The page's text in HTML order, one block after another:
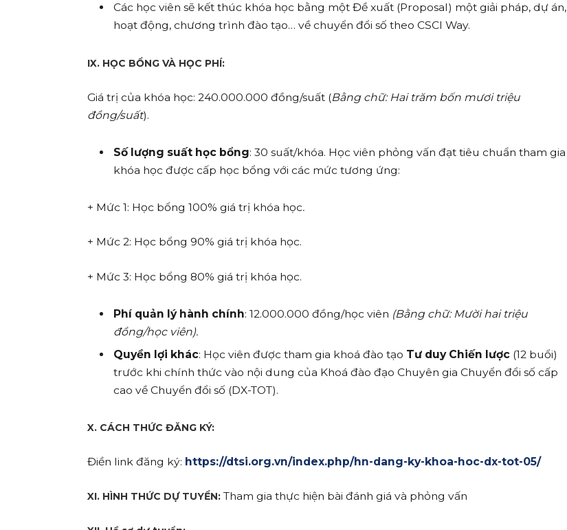
Các học viên sẽ kết thúc khóa học bằng một Đề xuất (Proposal) một giải pháp, dự án,
hoạt động, chương trình đào tạo… về chuyển đổi số theo CSCI Way.
IX. HỌC BỔNG VÀ HỌC PHÍ:
Giá trị của khóa học: 240.000.000 đồng/suất (Bằng chữ: Hai trăm bốn mươi triệu
đồng/suất).
Số lượng suất học bổng: 30 suất/khóa. Học viên phỏng vấn đạt tiêu chuẩn tham gia
khóa học được cấp học bổng với các mức tương ứng:
+ Mức 1: Học bổng 100% giá trị khóa học.
+ Mức 2: Học bổng 90% giá trị khóa học.
+ Mức 3: Học bổng 80% giá trị khóa học.
Phí quản lý hành chính: 12.000.000 đồng/học viên (Bằng chữ: Mười hai triệu
đồng/học viên).
Quyền lợi khác: Học viên được tham gia khoá đào tạo Tư duy Chiến lược (12 buổi)
trước khi chính thức vào nội dung của Khoá đào đạo Chuyên gia Chuyển đổi số cấp
cao về Chuyển đổi số (DX-TOT).
X. CÁCH THỨC ĐĂNG KÝ:
Điền link đăng ký: https://dtsi.org.vn/index.php/hn-dang-ky-khoa-hoc-dx-tot-05/
XI. HÌNH THỨC DỰ TUYỂN:Tham gia thực hiện bài đánh giá và phỏng vấn